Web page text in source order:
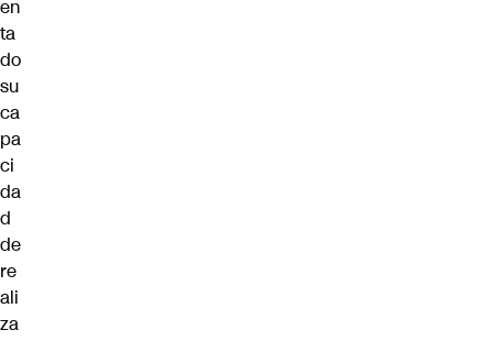
en
ta
do
su
ca
pa
ci
da
d
de
re
ali
za